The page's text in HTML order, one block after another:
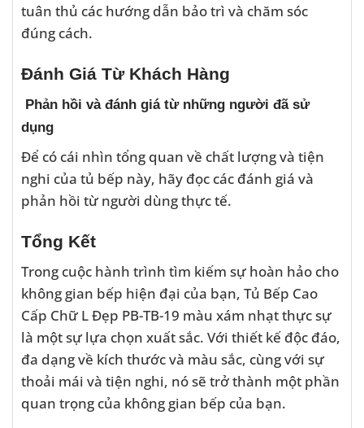
tuân thủ các hướng dẫn bảo trì và chăm sóc
đúng cách.
Đánh Giá Từ Khách Hàng
Phản hồi và đánh giá từ những người đã sử
dụng
Để có cái nhìn tổng quan về chất lượng và tiện
nghi của tủ bếp này, hãy đọc các đánh giá và
phản hồi từ người dùng thực tế.
Tổng Kết
Trong cuộc hành trình tìm kiếm sự hoàn hảo cho
không gian bếp hiện đại của bạn, Tủ Bếp Cao
Cấp Chữ L Đẹp PB-TB-19 màu xám nhạt thực sự
là một sự lựa chọn xuất sắc. Với thiết kế độc đáo,
đa dạng về kích thước và màu sắc, cùng với sự
thoải mái và tiện nghi, nó sẽ trở thành một phần
quan trọng của không gian bếp của bạn.